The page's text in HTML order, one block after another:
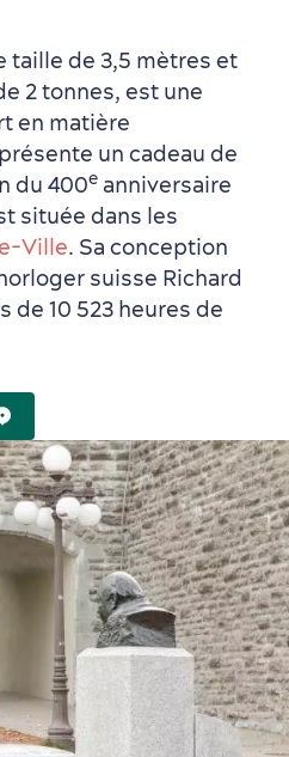
taille de 3,5 mètres et
2 tonnes, est une
en matière
un cadeau de
du 400e anniversaire
située dans les
Ville. Sa conception
suisse Richard
de 10 523 heures de